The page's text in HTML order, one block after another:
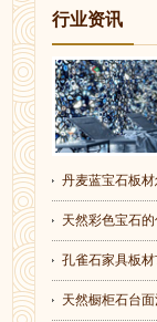
行业资讯
丹麦蓝宝石板
天然彩色宝石
孔雀石家具板
天然橱柜石台